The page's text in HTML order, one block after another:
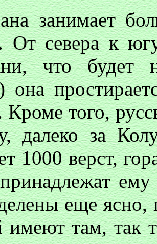
занимает
От севера к
что будет
она
Кроме того,
далеко за
1000 верст,
еще
имеют там, так